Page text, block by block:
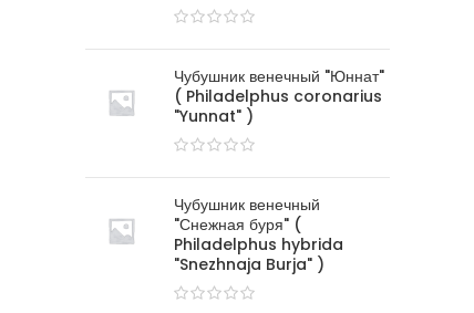
Чубушник венечный "Юннат"
( Philadelphus coronarius
"Yunnat" )
Чубушник венечный
"Снежная буря" (
Philadelphus hybrida
"Snezhnaja Burja" )